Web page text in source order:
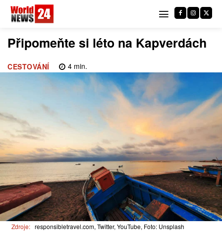
Připomeňte si léto na Kapverdách
CESTOVÁNÍ 4min.
Zdroje: responsibletravel.com, Twitter, YouTube, Foto: Unsplash